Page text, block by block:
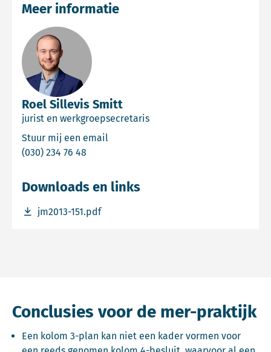
Roel Sillevis Smitt
jurist en werkgroepsecretaris
Stuur mij een email
(030) 234 76 48
Meer informatie
Downloads en links
jm2013-151.pdf
Download bestand jm2013-151.pdf
Conclusies voor de mer-praktijk
Een kolom 3-plan kan niet een kader vormen voor